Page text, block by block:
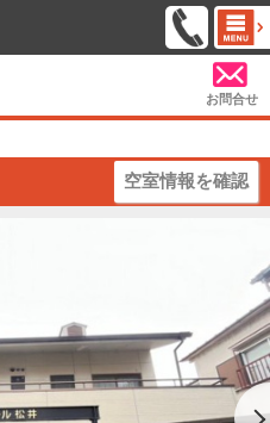
お問合せ
空室情報を確認